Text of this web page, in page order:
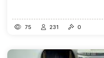
75 231 0